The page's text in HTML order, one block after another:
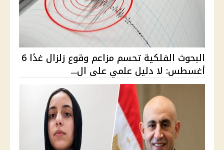
البحوث الفلكية تحسم مزاعم وقوع زلزال غدًا 6
أغسطس: لا دليل علمي على ال...